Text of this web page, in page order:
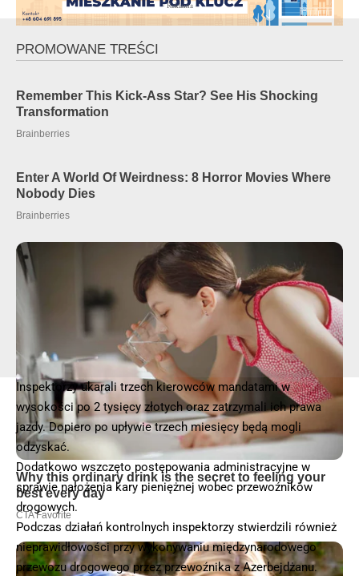
- Reklama -
Inspektorzy ukarali trzech kierowców mandatami w
wysokości po 2 tysięcy złotych oraz zatrzymali ich prawa
jazdy. Dopiero po upływie trzech miesięcy będą mogli
odzyskać.
Dodatkowo wszczęto postępowania administracyjne w
sprawie nałożenia kary pieniężnej wobec przewoźników
drogowych.
Podczas działań kontrolnych inspektorzy stwierdzili również
nieprawidłowości przy wykonywaniu międzynarodowego
przewozu drogowego przez przewoźnika z Azerbejdżanu.